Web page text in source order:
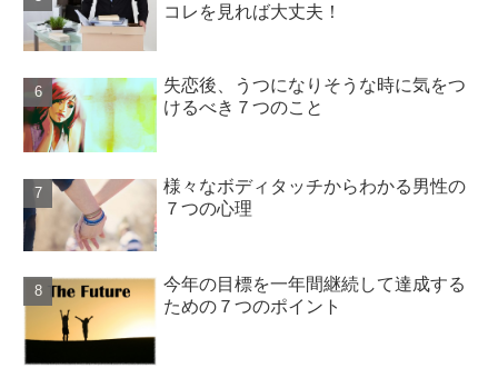
コレを見れば大丈夫！
失恋後、うつになりそうな時に気をつ
けるべき７つのこと
様々なボディタッチからわかる男性の
７つの心理
今年の目標を一年間継続して達成する
ための７つのポイント